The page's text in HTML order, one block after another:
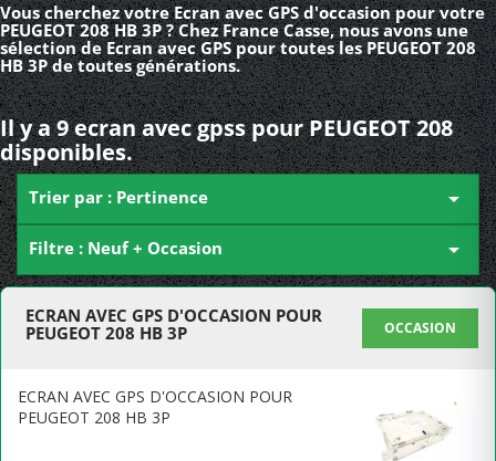
Vous cherchez votre Ecran avec GPS d'occasion pour votre
PEUGEOT 208 HB 3P ? Chez France Casse, nous avons une
sélection de Ecran avec GPS pour toutes les PEUGEOT 208
HB 3P de toutes générations.
Il y a 9 ecran avec gpss pour PEUGEOT 208
disponibles.
Trier par : Pertinence 
Filtre : Neuf + Occasion 
ECRAN AVEC GPS D'OCCASION POUR
PEUGEOT 208 HB 3P
OCCASION
ECRAN AVEC GPS D'OCCASION POUR
PEUGEOT 208 HB 3P